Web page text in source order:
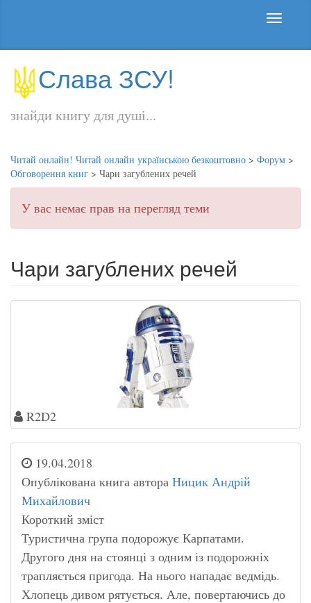
Слава ЗСУ!
знайди книгу для душі...
Читай онлайн! Читай онлайн українською безкоштовно > Форум >
Обговорення книг > Чари загублених речей
У вас немає прав на перегляд теми
Чари загублених речей
R2D2
19.04.2018
Опублікована книга автора Ницик Андрій
Михайлович
Короткий зміст
Туристична група подорожує Карпатами.
Другого дня на стоянці з одним із подорожніх
трапляється пригода. На нього нападає ведмідь.
Хлопець дивом рятується. Але, повертаючись до